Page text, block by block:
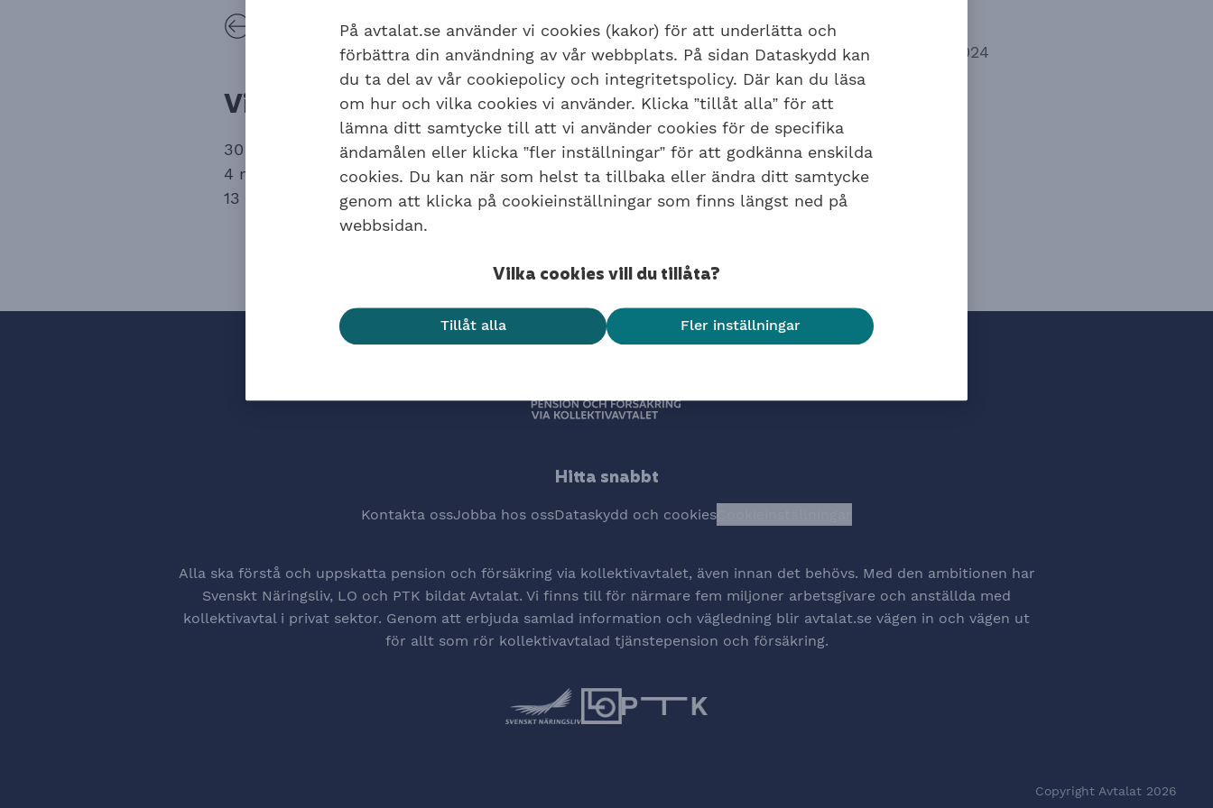
Alla nyheter
29 april 2024
Viktiga datum
30 april – möjlighet att lägga till eller ändra kostnadsställe och fakturaadress stänger.
4 maj – möjligheten att logga in på internetkontoret stänger klockan 7.
13 maj – internetkontoret och alla tjänster öppnar igen klockan 8.
Hitta snabbt
Kontakta ossJobba hos ossDataskydd och cookies
Alla ska förstå och uppskatta pension och försäkring via kollektivavtalet, även innan det behövs. Med den ambitionen har
Svenskt Näringsliv, LO och PTK bildat Avtalat. Vi finns till för närmare fem miljoner arbetsgivare och anställda med
kollektivavtal i privat sektor. Genom att erbjuda samlad information och vägledning blir avtalat.se vägen in och vägen ut
för allt som rör kollektivavtalad tjänstepension och försäkring.
Copyright Avtalat 2026
På avtalat.se använder vi cookies (kakor) för att underlätta och
förbättra din användning av vår webbplats. På sidan Dataskydd kan
du ta del av vår cookiepolicy och integritetspolicy. Där kan du läsa
om hur och vilka cookies vi använder. Klicka ”tillåt alla” för att
lämna ditt samtycke till att vi använder cookies för de specifika
ändamålen eller klicka ”fler inställningar” för att godkänna enskilda
cookies. Du kan när som helst ta tillbaka eller ändra ditt samtycke
genom att klicka på cookieinställningar som finns längst ned på
webbsidan.
Vilka cookies vill du tillåta?
Tillåt alla Fler inställningar